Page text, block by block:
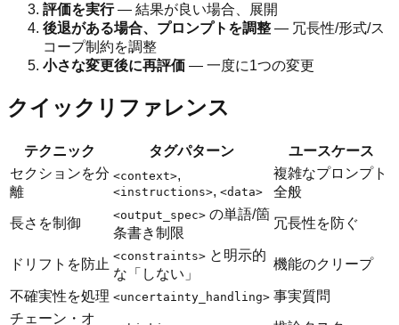
評価を実行— 結果が良い場合、展開
後退がある場合、プロンプトを調整 — 冗長性/形式/ス
コープ制約を調整
小さな変更後に再評価 — 一度に1つの変更
クイックリファレンス
テクニック タグパターン
ユースケース
セクションを分
離
<context>,
<instructions>, <data>
複雑なプロンプト
全般
長さを制御
<output_spec> の単語/箇
条書き制限
冗長性を防ぐ
ドリフトを防止
<constraints> と明示的
な「しない」
機能のクリープ
不確実性を処理 <uncertainty_handling> 事実質問
チェーン・オ